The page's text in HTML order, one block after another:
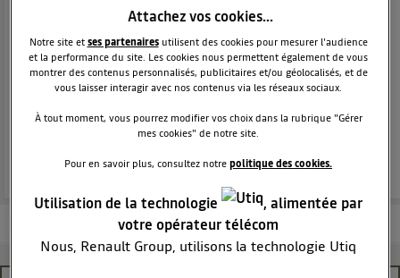
Voir la description
Le monospace généreux habitable et abordable !
POSEZ UNE QUESTION
Les questions de la communauté Les articles
Attachez vos cookies…
Notre site etses partenairesutilisent des cookies pour mesurer l'audience
et la performance du site. Les cookies nous permettent également de vous
montrer des contenus personnalisés, publicitaires et/ou géolocalisés, et de
vous laisser interagir avec nos contenus via les réseaux sociaux.
À tout moment, vous pourrez modifier vos choix dans la rubrique "Gérer
mes cookies" de notre site.
Pour en savoir plus, consultez notrepolitique des cookies.
Utilisation de la technologie
, alimentée par
votre opérateur télécom
Nous, Renault Group, utilisons la technologie Utiq